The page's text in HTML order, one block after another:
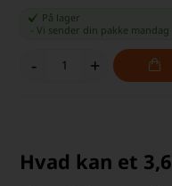
På lager
-Vi sender din pakke mandag
- +
Hvad kan et